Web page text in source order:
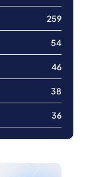
259
54
46
38
36